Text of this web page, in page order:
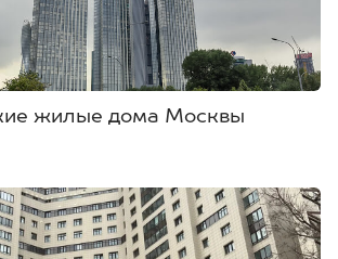
жилые дома Москвы